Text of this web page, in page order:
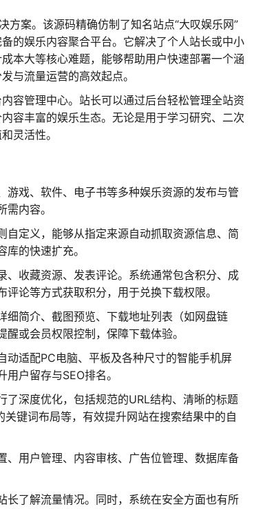
案。该源码精确仿制了知名站点“大叹娱乐网”
的娱乐内容聚合平台。它解决了个人站长或中小
本大等核心难题，能够帮助用户快速部署一个涵
与流量运营的高效起点。
容管理中心。站长可以通过后台轻松管理全站资
容丰富的娱乐生态。无论是用于学习研究、二次
灵活性。
游戏、软件、电子书等多种娱乐资源的发布与管
内容。
自定义，能够从指定来源自动抓取资源信息、简
的快速扩充。
、收藏资源、发表评论。系统通常包含积分、成
论等方式获取积分，用于兑换下载权限。
细简介、截图预览、下载地址列表（如网盘链
或会员权限控制，保障下载体验。
动适配PC电脑、平板及各种尺寸的智能手机屏
户留存与SEO排名。
了深度优化，包括规范的URL结构、清晰的标题
键词布局等，有效提升网站在搜索结果中的自
、用户管理、内容审核、广告位管理、数据库备
长了解流量情况。同时，系统在安全方面也有所